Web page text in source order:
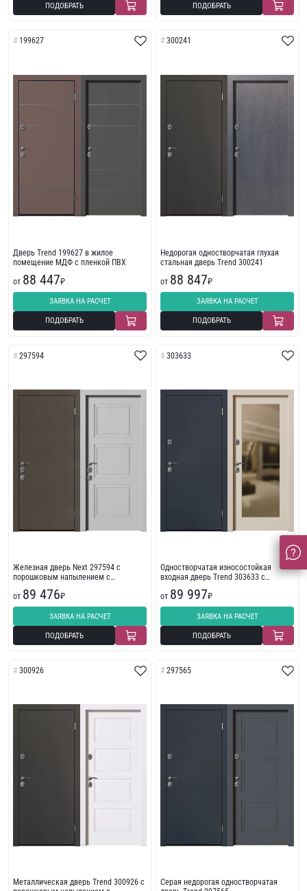
ПОДОБРАТЬ ПОДОБРАТЬ
199627
Дверь Trend 199627 в жилое
помещение МДФ с пленкой ПВХ
от 88 447₽
ЗАЯВКА НА РАСЧЕТ
ПОДОБРАТЬ
300241
Недорогая одностворчатая глухая
стальная дверь Trend 300241
от 88 847₽
ЗАЯВКА НА РАСЧЕТ
ПОДОБРАТЬ
297594
Железная дверь Next 297594 с
порошковым напылением с
фрезеровкой
от 89 476₽
ЗАЯВКА НА РАСЧЕТ
ПОДОБРАТЬ
303633
Одностворчатая износостойкая
входная дверь Trend 303633 с
от 89 997₽
ЗАЯВКА НА РАСЧЕТ
ПОДОБРАТЬ
300926
Металлическая дверь Trend 300926 с
297565
Серая недорогая одностворчатая